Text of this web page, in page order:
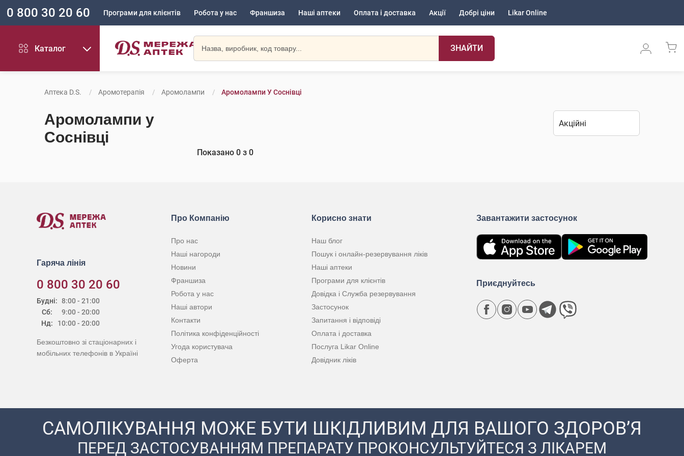
0 800 30 20 60 Програми для клієнтів Робота у нас Франшиза Наші аптеки Оплата і доставка Акції Добрі ціни Likar Online
Каталог ЗНАЙТИ
Аптека D.S. Аромотерапія Аромолампи Аромолампи У Соснівці
Аромолампи у
Соснівці
Показано 0 з 0
Гаряча лінія
0 800 30 20 60
Будні:
Сб:
Нд:
8:00 - 21:00
9:00 - 20:00
10:00 - 20:00
Безкоштовно зі стаціонарних і
мобільних телефонів в Україні
Про Компанію
Про нас
Наші нагороди
Новини
Франшиза
Робота у нас
Наші автори
Контакти
Політика конфіденційності
Угода користувача
Оферта
Корисно знати
Наш блог
Пошук і онлайн-резервування ліків
Наші аптеки
Програми для клієнтів
Довідка і Служба резервування
Застосунок
Запитання і відповіді
Оплата і доставка
Послуга Likar Online
Довідник ліків
Завантажити застосунок
Приєднуйтесь
САМОЛІКУВАННЯ МОЖЕ БУТИ ШКІДЛИВИМ ДЛЯ ВАШОГО ЗДОРОВ’Я
ПЕРЕД ЗАСТОСУВАННЯМ ПРЕПАРАТУ ПРОКОНСУЛЬТУЙТЕСЯ З ЛІКАРЕМ